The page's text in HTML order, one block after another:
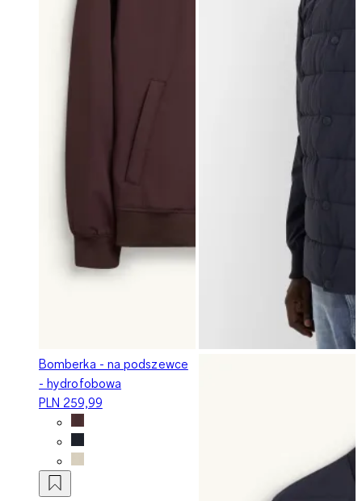
Bomberka - na podszewce
- hydrofobowa
PLN 259,99